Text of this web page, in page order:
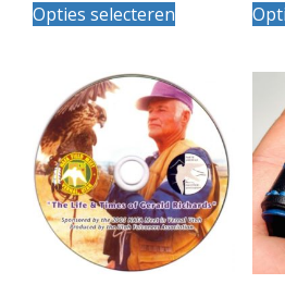
Opties selecteren
variaties.
Deze
optie
kan
gekozen
worden
op
de
productpagina